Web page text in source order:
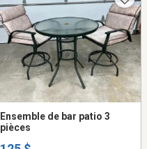
Ensemble de bar patio 3
pièces